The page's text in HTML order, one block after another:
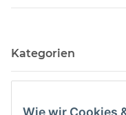
Kategorien